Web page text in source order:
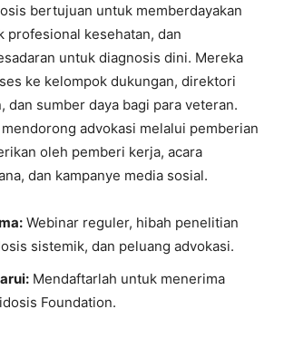
bertujuan untuk memberdayakan
profesional kesehatan, dan
untuk diagnosis dini. Mereka
ke kelompok dukungan, direktori
dan sumber daya bagi para veteran.
advokasi melalui pemberian
oleh pemberi kerja, acara
dan kampanye media sosial.
Webinar reguler, hibah penelitian
sistemik, dan peluang advokasi.
Mendaftarlah untuk menerima
Foundation.